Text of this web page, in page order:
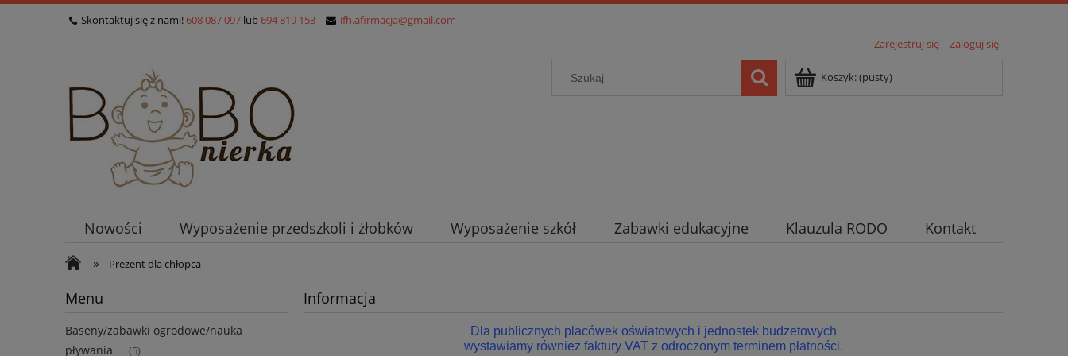
Skontaktuj się z nami! 608 087 097 lub 694 819 153
ifh.afirmacja@gmail.com
Zarejestruj się
Zaloguj się
Koszyk:(pusty)
Nowości Wyposażenie przedszkoli i żłobków Wyposażenie szkół Zabawki edukacyjne Klauzula RODO Kontakt
» Prezent dla chłopca
Menu
Baseny/zabawki ogrodowe/nauka
pływania
(5)
Informacja
Dla publicznych placówek oświatowych i jednostek budżetowych
wystawiamy również faktury VAT z odroczonym terminem płatności.